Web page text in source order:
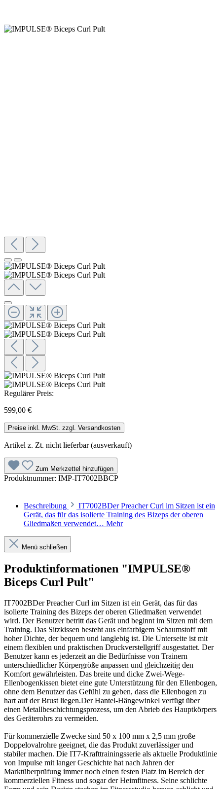
Regulärer Preis:
599,00 €
Preise inkl. MwSt. zzgl. Versandkosten
Artikel z. Zt. nicht lieferbar (ausverkauft)
Zum Merkzettel hinzufügen
Produktnummer: IMP-IT7002BBCP
Beschreibung
IT7002BDer Preacher Curl im Sitzen ist ein
Gerät, das für das isolierte Training des Bizeps der oberen
Gliedmaßen verwendet… Mehr
Menü schließen
Produktinformationen "IMPULSE®
Biceps Curl Pult"
IT7002BDer Preacher Curl im Sitzen ist ein Gerät, das für das
isolierte Training des Bizeps der oberen Gliedmaßen verwendet
wird. Der Benutzer betritt das Gerät und beginnt im Sitzen mit dem
Training. Das Sitzkissen besteht aus einfarbigem Schaumstoff mit
hoher Dichte, der bequem und langlebig ist. Die Unterseite ist mit
einem flexiblen und praktischen Druckverstellgriff ausgestattet. Der
Benutzer kann es jederzeit an die Bedürfnisse von Trainern
unterschiedlicher Körpergröße anpassen und gleichzeitig den
Komfort gewährleisten. Das breite und dicke Zwei-Wege-
Ellenbogenkissen bietet eine gute Unterstützung für den Ellenbogen,
ohne dem Benutzer das Gefühl zu geben, dass die Ellenbogen zu
hart auf der Brust liegen.Der Hantel-Hängewinkel verfügt über
einen Metallbeschichtungsprozess, um den Abrieb des Hauptkörpers
des Geräterohrs zu vermeiden.
Für kommerzielle Zwecke sind 50 x 100 mm x 2,5 mm große
Doppelovalrohre geeignet, die das Produkt zuverlässiger und
stabiler machen. Die IT7-Krafttrainingsserie als aktuelle Produktlinie
von Impulse mit langer Geschichte hat nach Jahren der
Marktüberprüfung immer noch einen festen Platz im Bereich der
kommerziellen Fitness und sogar der Heimfitness. Seine schlichte